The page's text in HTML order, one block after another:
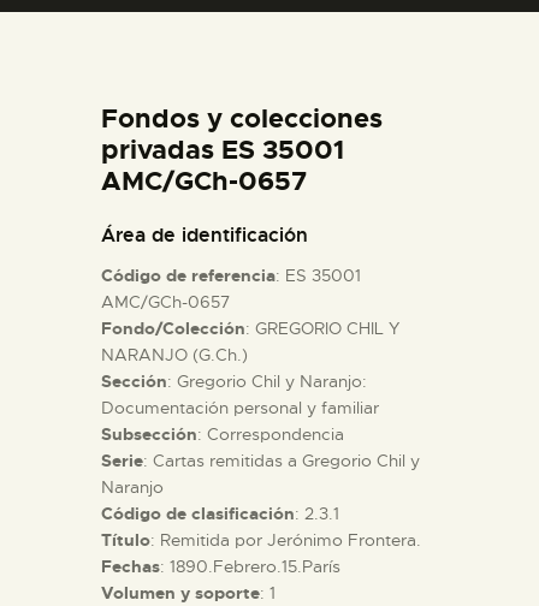
ESPAÑOL
ACTIVIDADES
█
EL MUSEO
COLECCIONES
DIDÁCTICA
Fondos y colecciones
privadas ES 35001
AMC/GCh-0657
Área de identificación
Código de referencia: ES 35001
AMC/GCh-0657
Fondo/Colección: GREGORIO CHIL Y
NARANJO (G.Ch.)
Sección: Gregorio Chil y Naranjo:
Documentación personal y familiar
Subsección: Correspondencia
Serie: Cartas remitidas a Gregorio Chil y
Naranjo
Código de clasificación: 2.3.1
Título: Remitida por Jerónimo Frontera.
Fechas: 1890.Febrero.15.París
Volumen y soporte: 1